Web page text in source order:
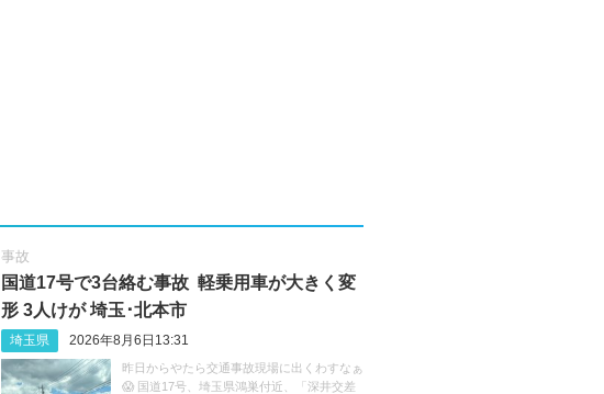
事故
国道17号で3台絡む事故 軽乗用車が大きく変
形 3人けが 埼玉･北本市
埼玉県 2026年8月6日13:31
昨日からやたら交通事故現場に出くわすなぁ
😱 国道17号、埼玉県鴻巣付近、「深井交差